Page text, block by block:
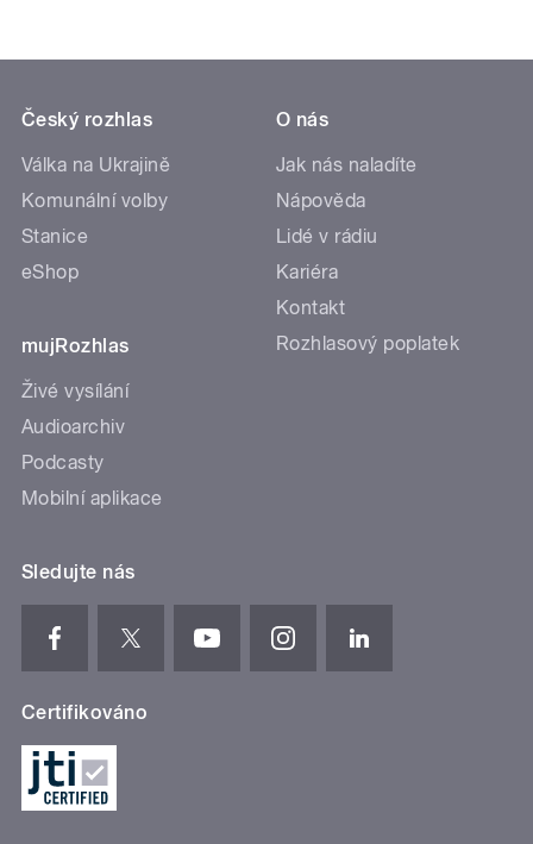
Český rozhlas
Válka na Ukrajině
Komunální volby
Stanice
eShop
mujRozhlas
Živé vysílání
Audioarchiv
Podcasty
Mobilní aplikace
O nás
Jak nás naladíte
Nápověda
Lidé v rádiu
Kariéra
Kontakt
Rozhlasový poplatek
Sledujte nás
Certifikováno